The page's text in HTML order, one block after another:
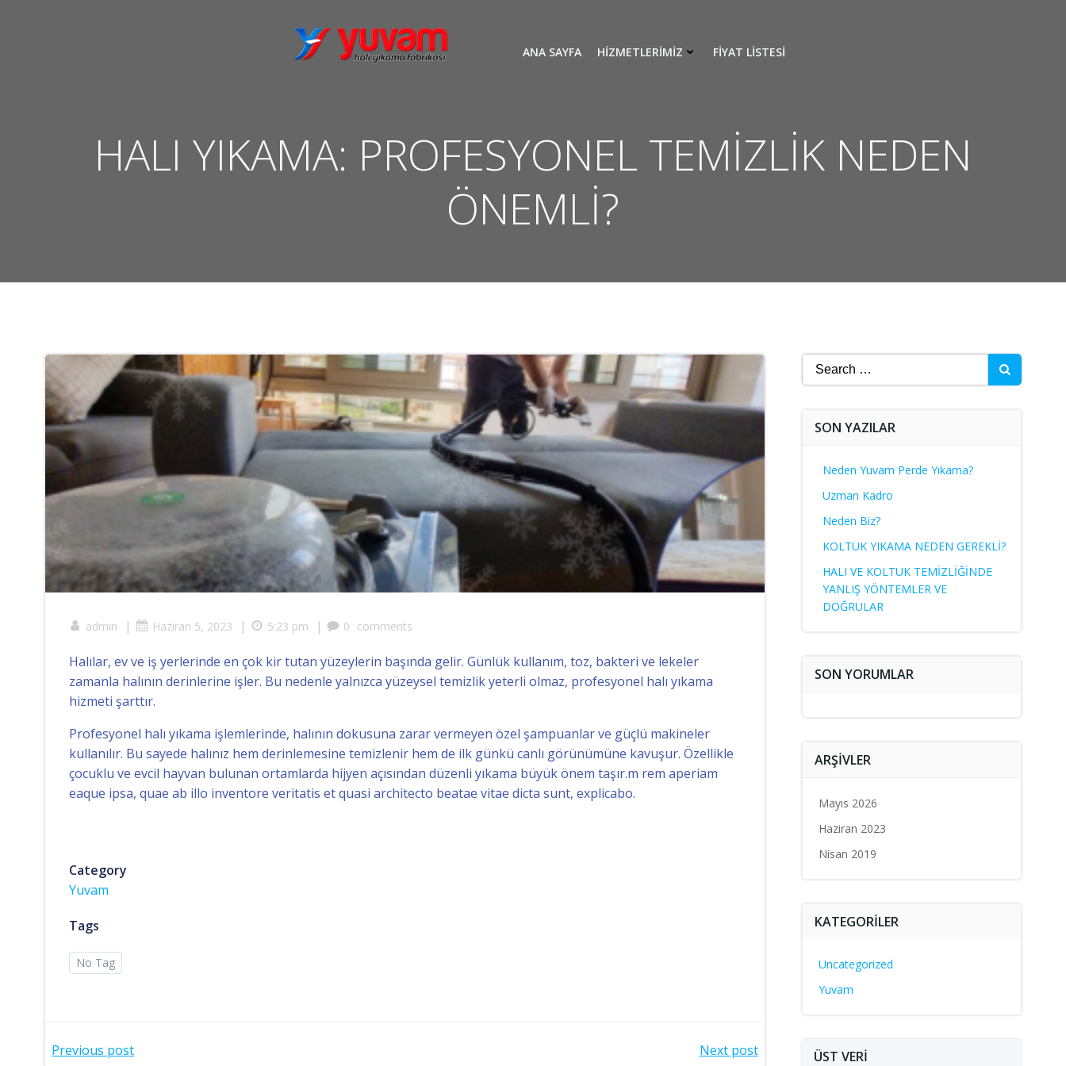
ANA SAYFA HIZMETLERIMIZ FİYAT LİSTESİ
HALI YIKAMA: PROFESYONEL TEMİZLİK NEDEN
ÖNEMLİ?
admin | Haziran 5, 2023 | 5:23 pm | 0 comments
Halılar, ev ve iş yerlerinde en çok kir tutan yüzeylerin başında gelir. Günlük kullanım, toz, bakteri ve lekeler
zamanla halının derinlerine işler. Bu nedenle yalnızca yüzeysel temizlik yeterli olmaz, profesyonel halı yıkama
hizmeti şarttır.
Profesyonel halı yıkama işlemlerinde, halının dokusuna zarar vermeyen özel şampuanlar ve güçlü makineler
kullanılır. Bu sayede halınız hem derinlemesine temizlenir hem de ilk günkü canlı görünümüne kavuşur. Özellikle
çocuklu ve evcil hayvan bulunan ortamlarda hijyen açısından düzenli yıkama büyük önem taşır.m rem aperiam
eaque ipsa, quae ab illo inventore veritatis et quasi architecto beatae vitae dicta sunt, explicabo.
Category
Yuvam
Tags
No Tag
Previous post Next post
Search
for:
SON YAZILAR
Neden Yuvam Perde Yıkama?
Uzman Kadro
Neden Biz?
KOLTUK YIKAMA NEDEN GEREKLİ?
HALI VE KOLTUK TEMİZLİĞİNDE
YANLIŞ YÖNTEMLER VE
DOĞRULAR
SON YORUMLAR
ARŞIVLER
Mayıs 2026
Haziran 2023
Nisan 2019
KATEGORILER
Uncategorized
Yuvam
ÜST VERI